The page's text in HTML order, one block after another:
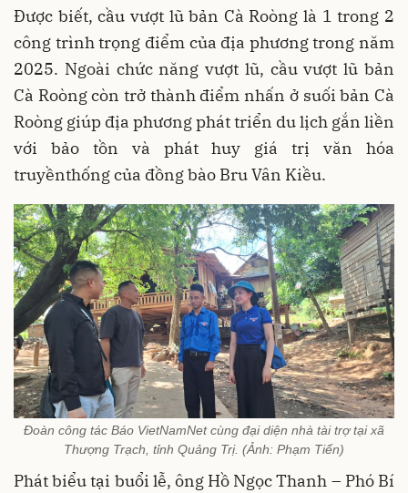
Được biết, cầu vượt lũ bản Cà Roòng là 1 trong 2
công trình trọng điểm của địa phương trong năm
2025. Ngoài chức năng vượt lũ, cầu vượt lũ bản
Cà Roòng còn trở thành điểm nhấn ở suối bản Cà
Roòng giúp địa phương phát triển du lịch gắn liền
với bảo tồn và phát huy giá trị văn hóa
truyềnthống của đồng bào Bru Vân Kiều.
Đoàn công tác Báo VietNamNet cùng đại diện nhà tài trợ tại xã
Thượng Trạch, tỉnh Quảng Trị. (Ảnh: Phạm Tiến)
Phát biểu tại buổi lễ, ông Hồ Ngọc Thanh – Phó Bí